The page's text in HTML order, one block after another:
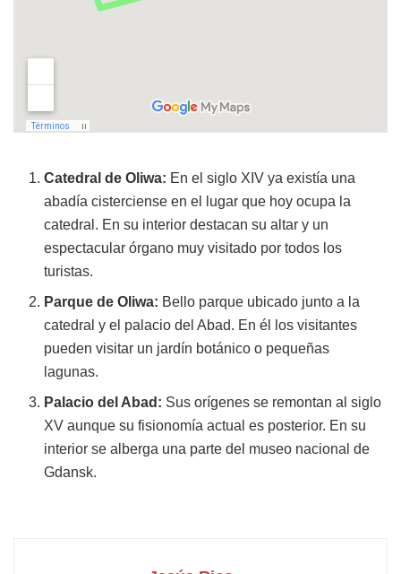
Catedral de Oliwa: En el siglo XIV ya existía una
abadía cisterciense en el lugar que hoy ocupa la
catedral. En su interior destacan su altar y un
espectacular órgano muy visitado por todos los
turistas.
Parque de Oliwa: Bello parque ubicado junto a la
catedral y el palacio del Abad. En él los visitantes
pueden visitar un jardín botánico o pequeñas
lagunas.
Palacio del Abad: Sus orígenes se remontan al siglo
XV aunque su fisionomía actual es posterior. En su
interior se alberga una parte del museo nacional de
Gdansk.